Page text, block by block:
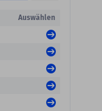
Auswählen